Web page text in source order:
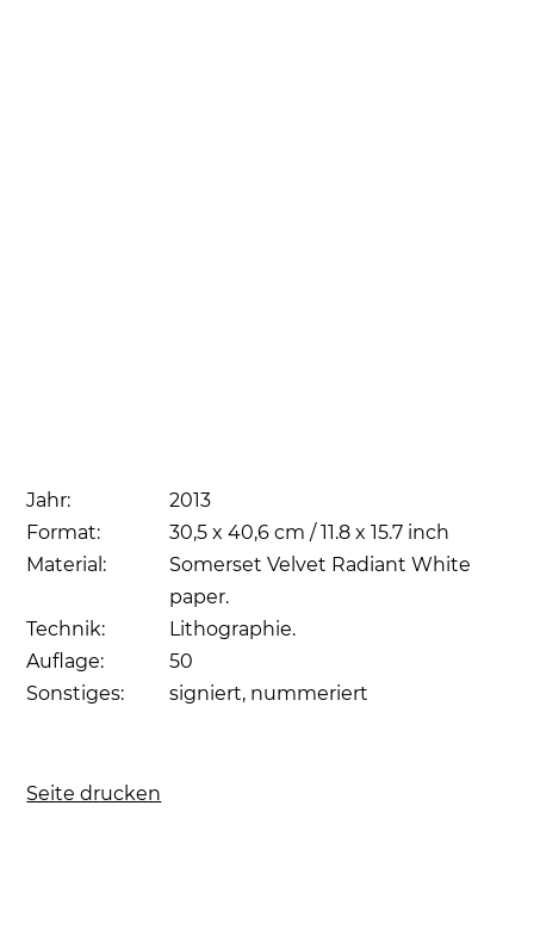
Jahr:
2013
Format:
30,5 x 40,6 cm / 11.8 x 15.7 inch
Material:
Somerset Velvet Radiant White
paper.
Technik:
Lithographie.
Auflage:
50
Sonstiges:
signiert, nummeriert
Seite drucken